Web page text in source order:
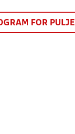
FOR PULJE